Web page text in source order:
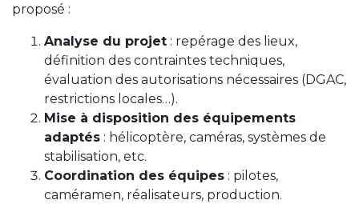
proposé :
Analyse du projet : repérage des lieux,
définition des contraintes techniques,
évaluation des autorisations nécessaires (DGAC,
restrictions locales…).
Mise à disposition des équipements
adaptés : hélicoptère, caméras, systèmes de
stabilisation, etc.
Coordination des équipes : pilotes,
caméramen, réalisateurs, production.